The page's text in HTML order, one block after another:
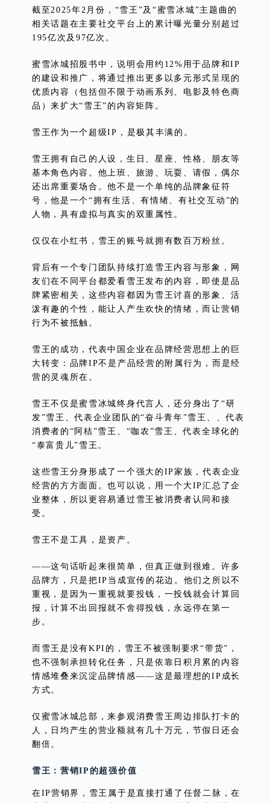
截至2025年2月份，“雪王”及“蜜雪冰城”主题曲的
相关话题在主要社交平台上的累计曝光量分别超过
195亿次及97亿次。
蜜雪冰城招股书中，说明会用约12%用于品牌和IP
的建设和推广，将通过推出更多以多元形式呈现的
优质内容（包括但不限于动画系列、电影及特色商
品）来扩大“雪王”的内容矩阵。
雪王作为一个超级IP，是极其丰满的。
雪王拥有自己的人设，生日、星座、性格、朋友等
基本角色内容。他上班、旅游、玩耍、请假，偶尔
还出席重要场合。他不是一个单纯的品牌象征符
号，他是一个“拥有生活、有情绪、有社交互动”的
人物，具有虚拟与真实的双重属性。
仅仅在小红书，雪王的账号就拥有数百万粉丝。
背后有一个专门团队持续打造雪王内容与形象，网
友们在不同平台都爱看雪王发布的内容，即使是品
牌紧密相关，这些内容都因为雪王讨喜的形象、活
泼有趣的个性，能让人产生欢快的情绪，而让营销
行为不被抵触。
雪王的成功，代表中国企业在品牌经营思想上的巨
大转变：品牌IP不是产品经营的附属行为，而是经
营的灵魂所在。
雪王不仅是蜜雪冰城终身代言人，还分身出了“研
发”雪王、代表企业团队的“奋斗青年”雪王、、代表
消费者的“阿桔”雪王、“咖农”雪王、代表全球化的
“泰富贵儿”雪王。
这些雪王分身形成了一个强大的IP家族，代表企业
经营的方方面面。也可以说，用一个大IP汇总了企
业整体，所以更容易通过雪王被消费者认同和接
受。
雪王不是工具，是资产。
——这句话听起来很简单，但真正做到很难。许多
品牌方，只是把IP当成宣传的花边。他们之所以不
重视，是因为一重视就要投钱，一投钱就会计算回
报，计算不出回报就不舍得投钱，永远停在第一
步。
而雪王是没有KPI的，雪王不被强制要求“带货”，
也不强制承担转化任务，只是依靠日积月累的内容
情感堆叠来沉淀品牌情感——这是最理想的IP成长
方式。
仅蜜雪冰城总部，来参观消费雪王周边排队打卡的
人，日均产生的营业额就有几十万元，节假日还会
翻倍。
雪王：营销IP的超强价值
在IP营销界，雪王属于是直接打通了任督二脉，在